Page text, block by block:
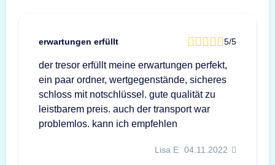
erwartungen erfüllt 5/5
der tresor erfüllt meine erwartungen perfekt,
ein paar ordner, wertgegenstände, sicheres
schloss mit notschlüssel. gute qualität zu
leistbarem preis. auch der transport war
problemlos. kann ich empfehlen
Lisa E 04.11.2022